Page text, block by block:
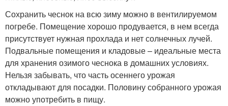
Сохранить чеснок на всю зиму можно в вентилируемом
погребе. Помещение хорошо продувается, в нем всегда
присутствует нужная прохлада и нет солнечных лучей.
Подвальные помещения и кладовые – идеальные места
для хранения озимого чеснока в домашних условиях.
Нельзя забывать, что часть осеннего урожая
откладывают для посадки. Половину собранного урожая
можно употребить в пищу.